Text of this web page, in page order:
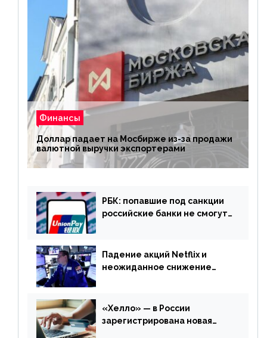
Финансы
Доллар падает на Мосбирже из-за продажи
валютной выручки экспортерами
РБК: попавшие под санкции
российские банки не смогут
Падение акций Netflix и
неожиданное снижение
апреля
«Хелло» — в России
зарегистрирована новая